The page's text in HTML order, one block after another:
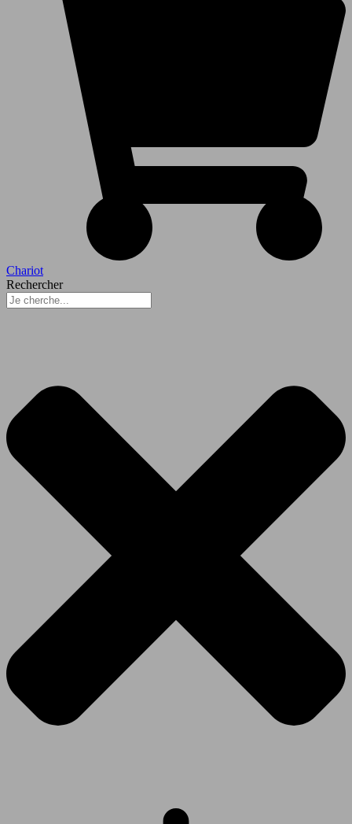
Chariot
Rechercher